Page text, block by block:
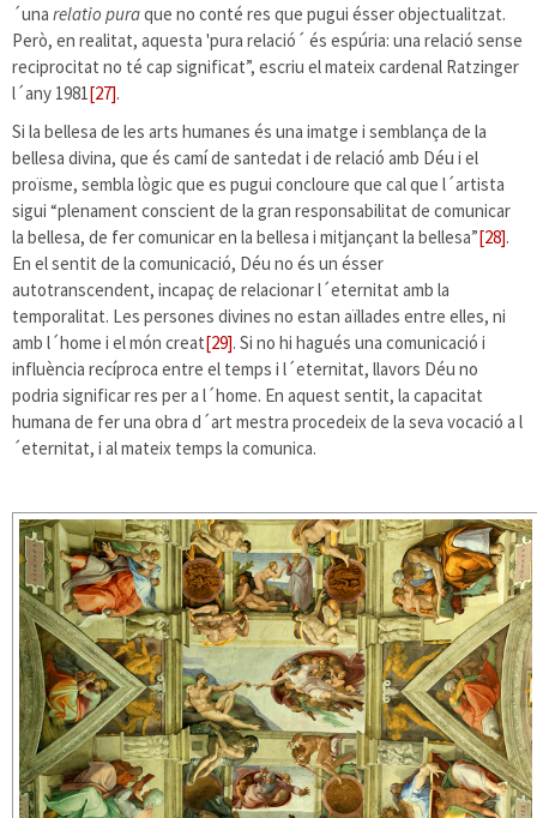
´una relatio puraque no conté res que pugui ésser objectualitzat.
Però, en realitat, aquesta 'pura relació´ és espúria: una relació sense
reciprocitat no té cap significat”, escriu el mateix cardenal Ratzinger
l´any 1981[27].
Si la bellesa de les arts humanes és una imatge i semblança de la
bellesa divina, que és camí de santedat i de relació amb Déu i el
proïsme, sembla lògic que es pugui concloure que cal que l´artista
sigui “plenament conscient de la gran responsabilitat de comunicar
la bellesa, de fer comunicar en la bellesa i mitjançant la bellesa”[28].
En el sentit de la comunicació, Déu no és un ésser
autotranscendent, incapaç de relacionar l´eternitat amb la
temporalitat. Les persones divines no estan aïllades entre elles, ni
amb l´home i el món creat[29]. Si no hi hagués una comunicació i
influència recíproca entre el temps i l´eternitat, llavors Déu no
podria significar res per a l´home. En aquest sentit, la capacitat
humana de fer una obra d´art mestra procedeix de la seva vocació a l
´eternitat, i al mateix temps la comunica.